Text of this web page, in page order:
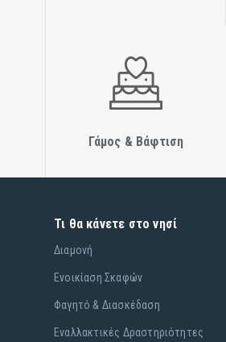
Γάμος & Βάφτιση
Τι θα κάνετε στο νησί
Διαμονή
Ενοικίαση Σκαφών
Φαγητό & Διασκέδαση
Εναλλακτικές Δραστηριότητες